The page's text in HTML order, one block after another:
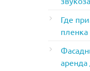
Где
пленка
аренда